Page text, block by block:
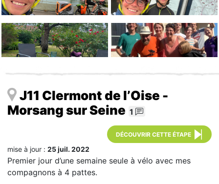
J11 Clermont de l’Oise -
Morsang sur Seine 1
DÉCOUVRIR CETTE ÉTAPE
mise à jour : 25 juil. 2022
Premier jour d’une semaine seule à vélo avec mes
compagnons à 4 pattes.